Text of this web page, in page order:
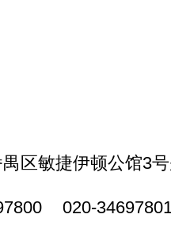
区敏捷伊顿公馆3
020-